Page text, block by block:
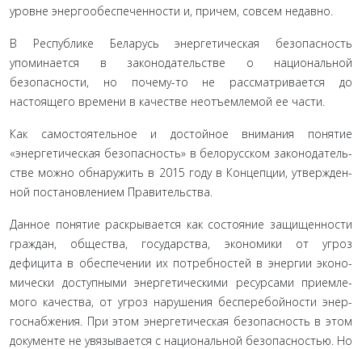
уровне энергообеспеченности и, причем, совсем недавно.
В Республике Беларусь энергетическая безопасность
упоминается в законодательстве о национальной
безопасности, но почему-то не рассматривается до
настоящего време­ни в качестве неотъемлемой ее части.
Как самостоятельное и достойное внимания понятие
«энергетическая безопасность» в белорусском законодатель­
стве можно обнаружить в 2015 году в Концепции, утвержден­
ной постановлением Правительства.
Данное понятие раскрывается как состояние защищен­ности
граждан, общества, государства, экономики от угроз
дефицита в обеспечении их потребностей в энергии эконо­
мически доступными энергетическими ресурсами приемле­
мого качества, от угроз нарушения бесперебойности энер­
госнабжения. При этом энергетическая безопасность в этом
документе не увязывается с национальной безопасностью. Но